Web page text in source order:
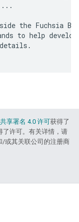
...
the Fuchsia
to help
享署名 4.0 许可获得了
了许可。有关详情，请
/或其关联公司的注册商